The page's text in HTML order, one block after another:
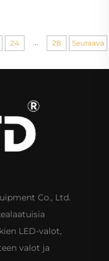
24 28 Seuraava
Co., Ltd.
LED-valot,
valot ja